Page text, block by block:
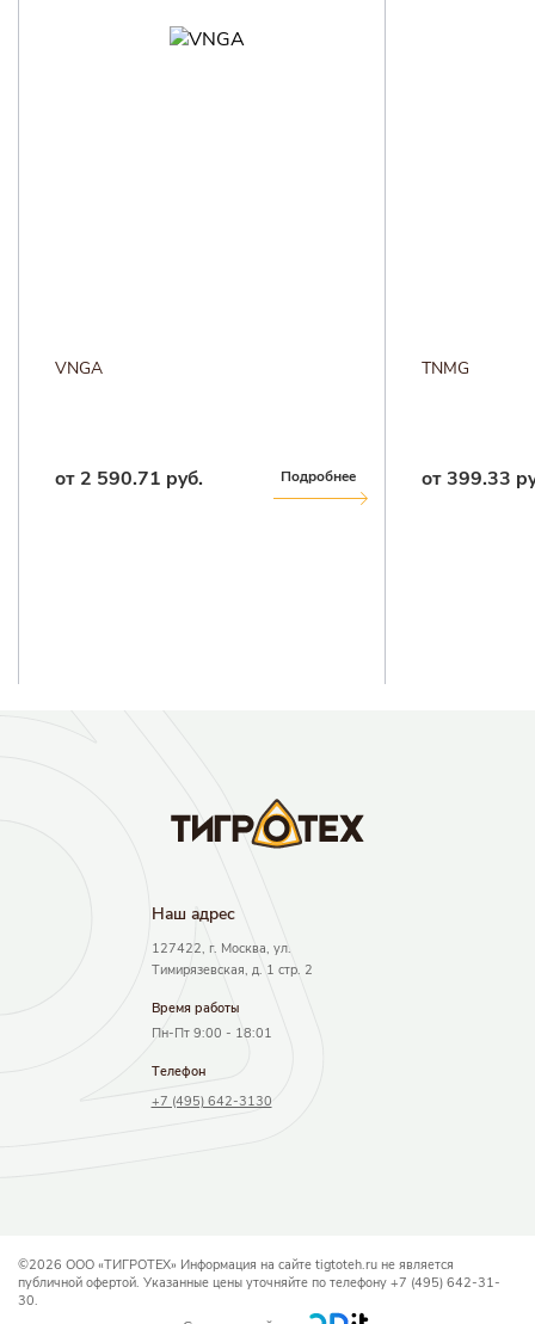
VNGA
от 2 590.71 руб. Подробнее
TNMG
от 399.33
Наш адрec
127422, г. Москва, ул.
Тимирязевская, д. 1 стр. 2
Время работы
Пн-Пт 9:00 - 18:01
Телефон
+7 (495) 642-3130
©2026 ООО «ТИГРОТЕХ» Информация на сайте tigtoteh.ru не является
публичной офертой. Указанные цены уточняйте по телефону +7 (495) 642-31-
30.